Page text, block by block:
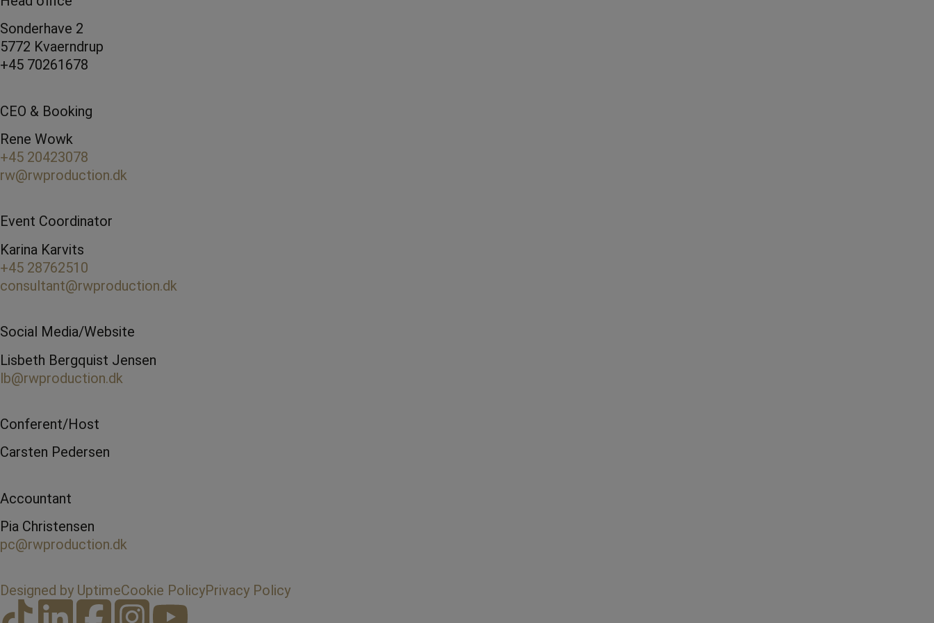
Sonderhave 2
5772 Kvaerndrup
+45 70261678
CEO & Booking
Rene Wowk
+45 20423078
rw@rwproduction.dk
Event Coordinator
Karina Karvits
+45 28762510
consultant@rwproduction.dk
Social Media/Website
Lisbeth Bergquist Jensen
lb@rwproduction.dk
Conferent/Host
Carsten Pedersen
Accountant
Pia Christensen
pc@rwproduction.dk
Designed by UptimeCookie PolicyPrivacy Policy